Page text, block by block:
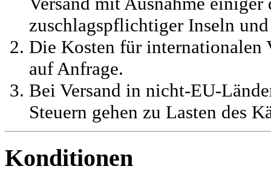
zuschlagspflichtiger Inseln
Die Kosten für
auf Anfrage.
Bei Versand in nicht-EU-
Steuern gehen zu Lasten des
Konditionen